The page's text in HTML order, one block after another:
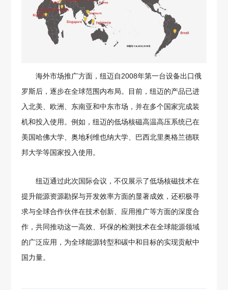
海外市场推广方面，纽迈自2008年第一台设备出口俄
罗斯后，逐步在全球范围内布局。目前，纽迈的产品已进
入北美、欧洲、东南亚和中东市场，并在多个国家完成装
机和投入使用。例如，纽迈的低场核磁高温高压系统已在
美国哈佛大学、奥地利维也纳大学、巴西北里奥格兰德联
邦大学等国家投入使用。
纽迈通过此次国际会议，不仅展示了低场核磁技术在
提升能源资源勘探与开发效率方面的显著成效，还积极寻
求与全球合作伙伴在技术创新、应用推广等方面的深度合
作，共同推动这一高效、环保的检测技术在全球能源领域
的广泛应用，为全球能源转型和碳中和目标的实现贡献中
国力量。